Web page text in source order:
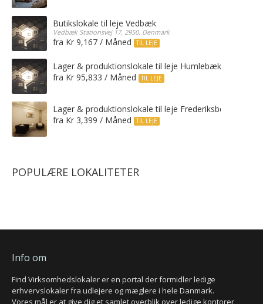
Butikslokale til leje Vedbæk
Vedbæk Stationsvej 17, 2950, Denmark
fra Kr 9,167 / Måned TIL LEJE
Lager & produktionslokale til leje Humlebæk
fra Kr 95,833 / Måned
TIL LEJE
Lager & produktionslokale til leje Frederiksberg C
fra Kr 3,399 / Måned
TIL LEJE
POPULÆRE LOKALITETER
Info om
Find Virksomhedslokaler er en portal der formidler ledige
erhvervslokaler fra udlejere og mæglere i hele Danmark.
Vores mål er at give dig et samlet overblik over ledige kontorer,